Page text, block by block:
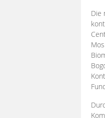
Die